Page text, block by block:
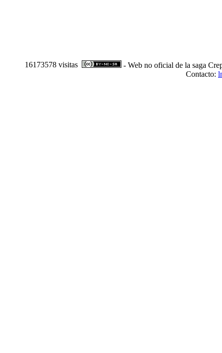
16173578 visitas
- Web no oficial de la saga
Contacto: